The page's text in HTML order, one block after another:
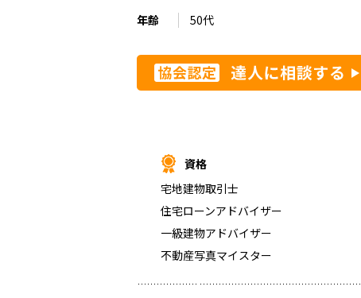
年齢
50代
資格
宅地建物取引士
住宅ローンアドバイザー
一級建物アドバイザー
不動産写真マイスター